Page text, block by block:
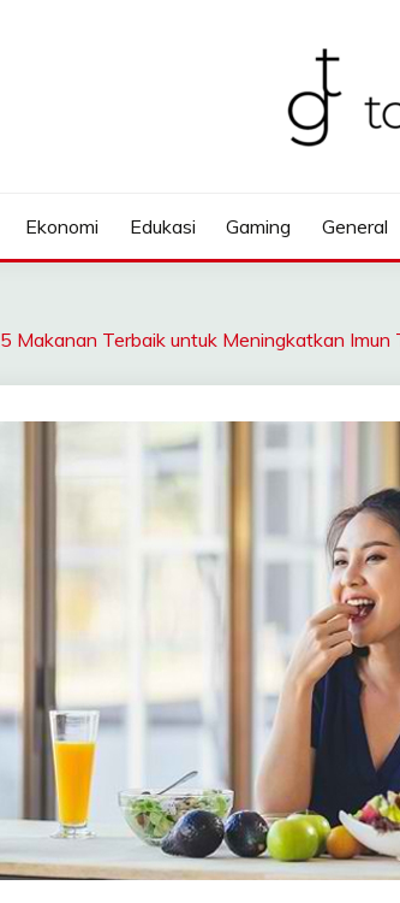
Ekonomi Edukasi Gaming General
Makanan Terbaik untuk Meningkatkan Imun